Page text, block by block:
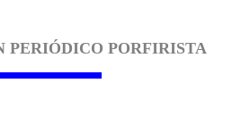
PERIÓDICO PORFIRISTA